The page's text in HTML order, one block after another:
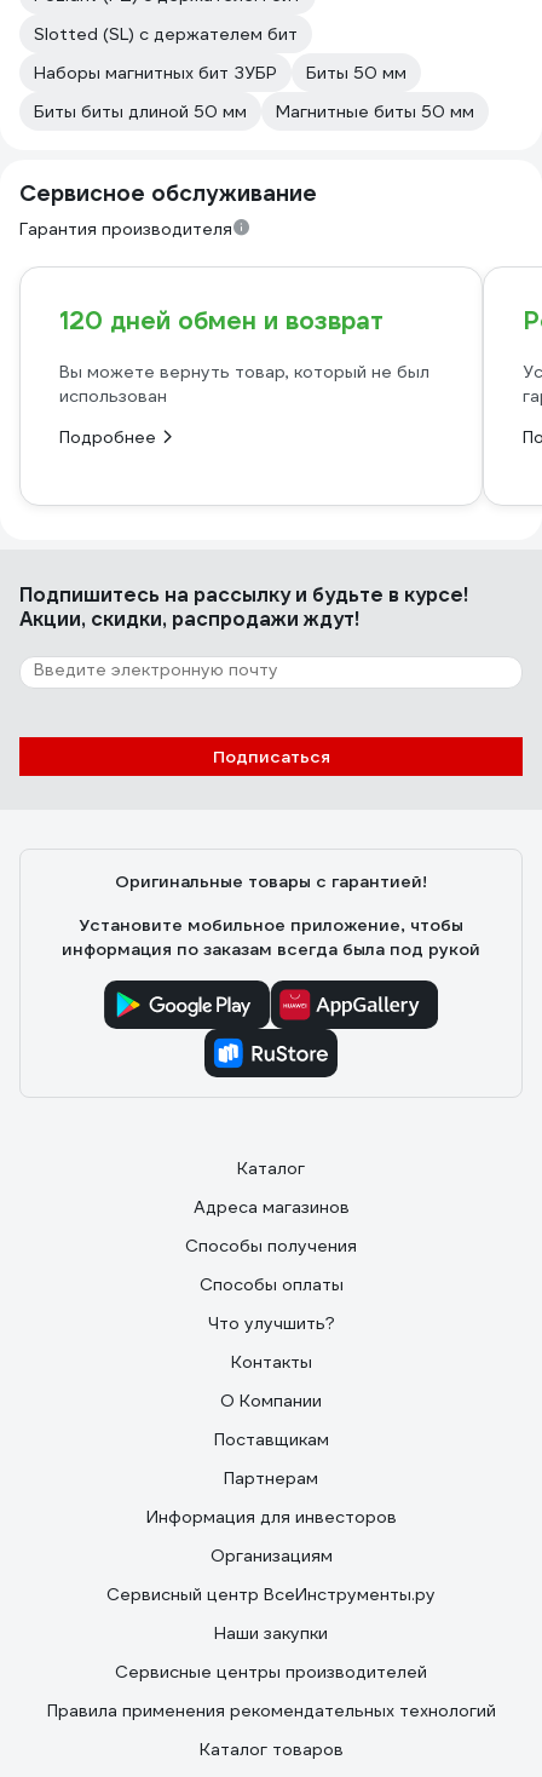
Slotted (SL) с держателем бит
Наборы магнитных бит ЗУБР
Биты 50 мм
Биты биты длиной 50 мм
Магнитные биты 50 мм
Сервисное обслуживание
Гарантия производителя
120 дней обмен и возврат
Вы можете вернуть товар, который не был
использован
Подробнее
Подпишитесь на рассылкуи будьте в курсе!
Акции, скидки, распродажи ждут!
Подписаться
Оригинальные товары с гарантией!
Установите мобильное приложение, чтобы
информация по заказам всегда была под рукой
Каталог
Адреса магазинов
Способы получения
Способы оплаты
Что улучшить?
Контакты
О Компании
Поставщикам
Партнерам
Информация для инвесторов
Организациям
Сервисный центр ВсеИнструменты.ру
Наши закупки
Сервисные центры производителей
Правила применения рекомендательных технологий
Каталог товаров